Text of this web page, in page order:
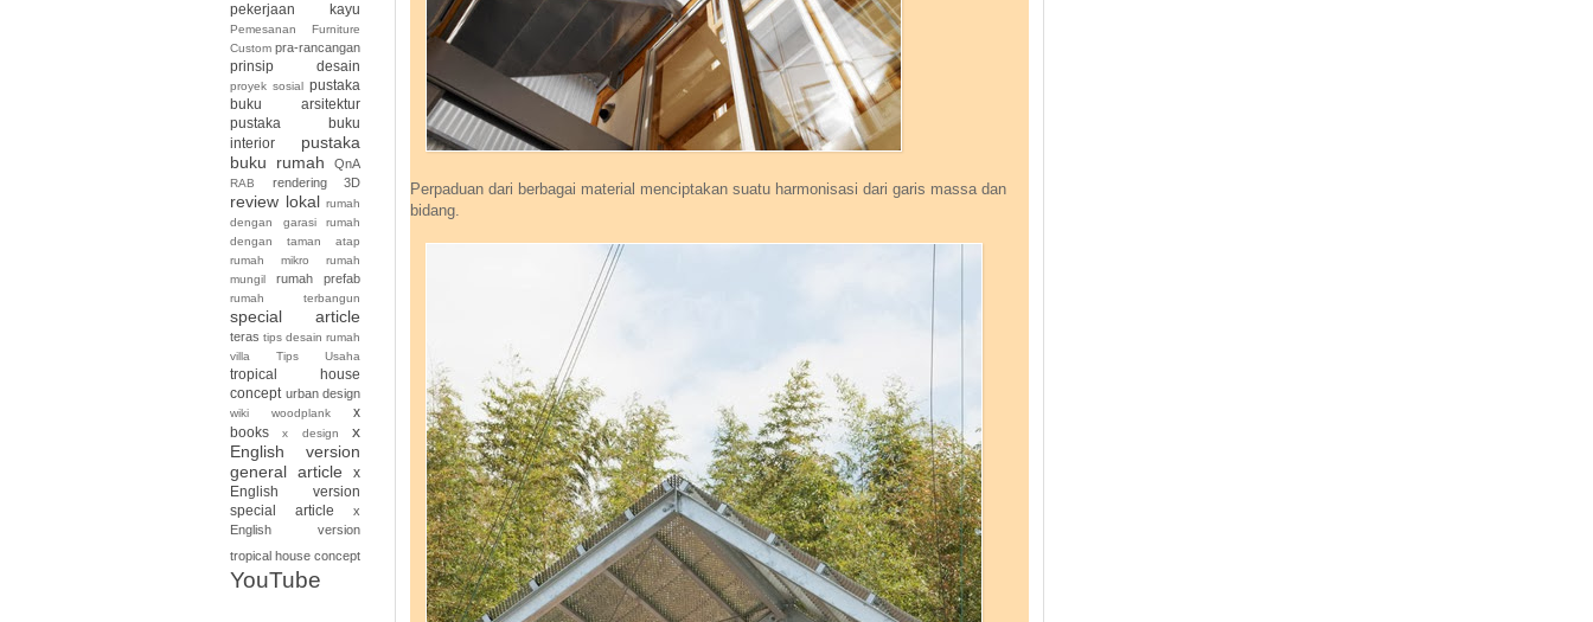
Perpaduan dari berbagai material menciptakan suatu harmonisasi dari garis massa dan
bidang.
pekerjaan kayu
Pemesanan Furniture
Custom pra-rancangan
prinsip desain
proyek sosial pustaka
buku arsitektur
pustaka buku
interior
pustaka
buku rumah
QnA
RAB rendering 3D
review lokal rumah
dengan garasi
rumah
dengan taman atap
rumah mikro
rumah
mungil
rumah prefab
rumah terbangun
special article
teras tips desain rumah
villa
Tips Usaha
tropical house
concept urban design
wiki woodplank
x
books
x design
x
English version
general article
x
English version
special article
x
English version
tropical house concept
YouTube